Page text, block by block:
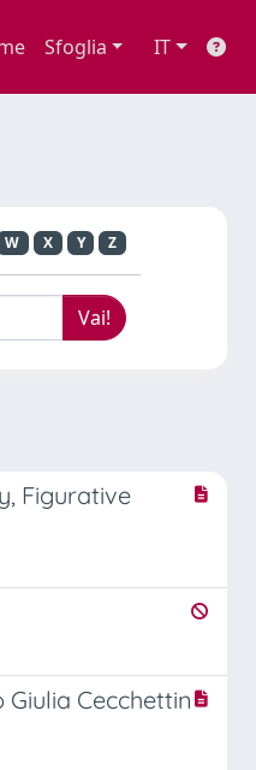
Sfoglia IT
W X Y Z
Figurative
Cecchettin